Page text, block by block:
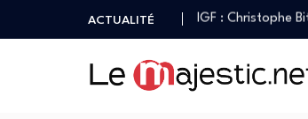
ACTUALITÉ
Christian
Après la réforme
GENOCOST :
Première sortie